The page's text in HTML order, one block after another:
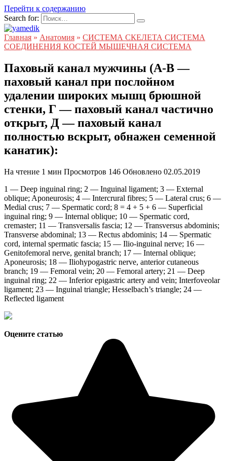
Перейти к содержанию
Search for:
Главная » Анатомия » СИСТЕМА СКЕЛЕТА СИСТЕМА
СОЕДИНЕНИЯ КОСТЕЙ МЫШЕЧНАЯ СИСТЕМА
Паховый канал мужчины (А-В —
паховый канал при послойном
удалении широких мышц брюшной
стенки, Г — паховый канал частично
открыт, Д — паховый канал
полностью вскрыт, обнажен семенной
канатик):
На чтение 1 мин Просмотров 146 Обновлено 02.05.2019
1 — Deep inguinal ring; 2 — Inguinal ligament; 3 — External
oblique; Aponeurosis; 4 — Intercrural fibres; 5 — Lateral crus; 6 —
Medial crus; 7 — Spermatic cord; 8 = 4 + 5 + 6 — Superficial
inguinal ring; 9 — Internal oblique; 10 — Spermatic cord,
cremaster; 11 — Transversalis fascia; 12 — Transversus abdominis;
Transverse abdominal; 13 — Rectus abdominis; 14 — Spermatic
cord, internal spermatic fascia; 15 — Ilio-inguinal nerve; 16 —
Genitofemoral nerve, genital branch; 17 — Internal oblique;
Aponeurosis; 18 — Iliohypogastric nerve, anterior cutaneous
branch; 19 — Femoral vein; 20 — Femoral artery; 21 — Deep
inguinal ring; 22 — Inferior epigastric artery and vein; Interfoveolar
ligament; 23 — Inguinal triangle; Hesselbach’s triangle; 24 —
Reflected ligament
Оцените статью